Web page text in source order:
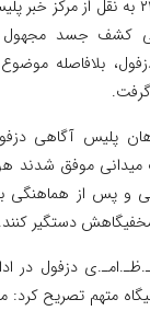
به گزارش دزفول۲۴ به نقل از
کشف جسد مجهول
بلافاصله
پلیس آگاهی
میدانی موفق شدند
و پس از
دستگیر کنند.
دزفول
متهم تصریح کرد: